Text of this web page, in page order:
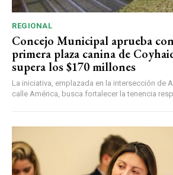
REGIONAL
Concejo Municipal aprueba
primera plaza canina de
supera los $170 millones
La iniciativa, emplazada en la intersección de
calle América, busca fortalecer la tenencia